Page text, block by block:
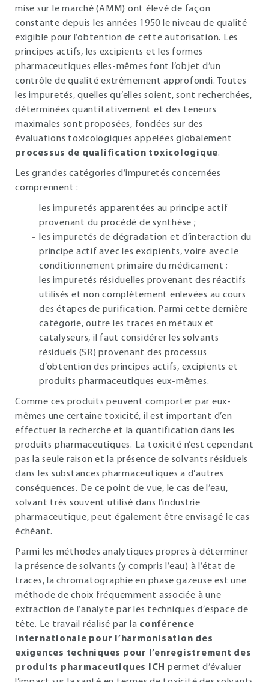
mise sur le marché (AMM) ont élevé de façon
constante depuis les années 1950 le niveau de qualité
exigible pour l’obtention de cette autorisation. Les
principes actifs, les excipients et les formes
pharmaceutiques elles-mêmes font l’objet d’un
contrôle de qualité extrêmement approfondi. Toutes
les impuretés, quelles qu’elles soient, sont recherchées,
déterminées quantitativement et des teneurs
maximales sont proposées, fondées sur des
évaluations toxicologiques appelées globalement
processus de qualification toxicologique.
Les grandes catégories d’impuretés concernées
comprennent :
les impuretés apparentées au principe actif
provenant du procédé de synthèse ;
les impuretés de dégradation et d’interaction du
principe actif avec les excipients, voire avec le
conditionnement primaire du médicament ;
les impuretés résiduelles provenant des réactifs
utilisés et non complètement enlevées au cours
des étapes de purification. Parmi cette dernière
catégorie, outre les traces en métaux et
catalyseurs, il faut considérer les solvants
résiduels (SR) provenant des processus
d’obtention des principes actifs, excipients et
produits pharmaceutiques eux-mêmes.
Comme ces produits peuvent comporter par eux-
mêmes une certaine toxicité, il est important d’en
effectuer la recherche et la quantification dans les
produits pharmaceutiques. La toxicité n’est cependant
pas la seule raison et la présence de solvants résiduels
dans les substances pharmaceutiques a d’autres
conséquences. De ce point de vue, le cas de l’eau,
solvant très souvent utilisé dans l’industrie
pharmaceutique, peut également être envisagé le cas
échéant.
Parmi les méthodes analytiques propres à déterminer
la présence de solvants (y compris l’eau) à l’état de
traces, la chromatographie en phase gazeuse est une
méthode de choix fréquemment associée à une
extraction de l’analyte par les techniques d’espace de
tête. Le travail réalisé par la conférence
internationale pour l’harmonisation des
exigences techniques pour l’enregistrement des
produits pharmaceutiques ICH permet d’évaluer